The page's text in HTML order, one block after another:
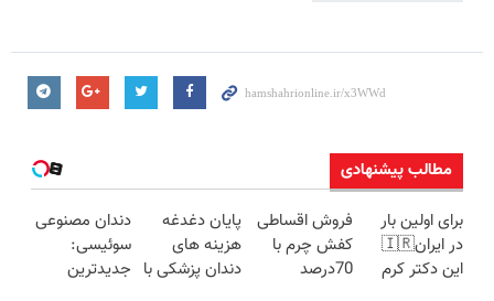
مطالب پیشنهادی
برای اولین بار
در ایران🇮🇷
این دکتر کرم
فروش اقساطی
کفش چرم با
70درصد
پایان دغدغه
هزینه های
دندان پزشکی با
دندان مصنوعی
سوئیسی:
جدیدترین